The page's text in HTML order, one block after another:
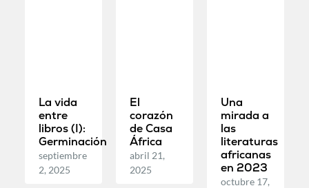
La vida
entre
libros (I):
Germinación
septiembre
2, 2025
El
corazón
de Casa
África
abril 21,
2025
Una
mirada a
las
literaturas
africanas
en 2023
octubre 17,